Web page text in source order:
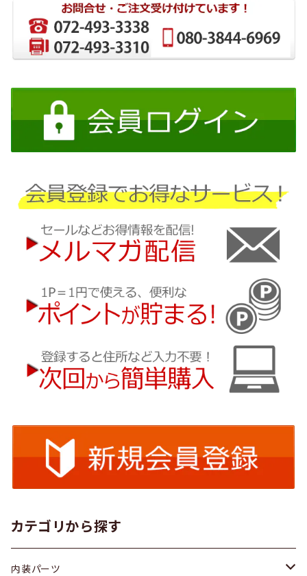
カテゴリから探す
内装パーツ